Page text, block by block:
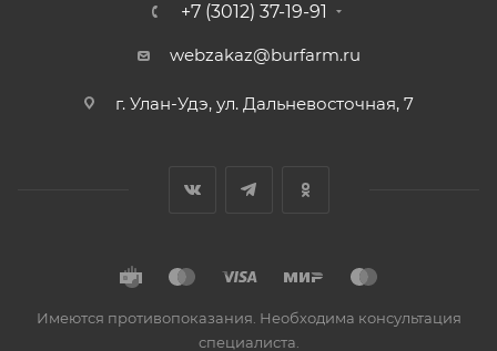
+7 (3012) 37-19-91
webzakaz@burfarm.ru
г. Улан-Удэ, ул. Дальневосточная, 7
Имеются противопоказания. Необходима консультация
специалиста.